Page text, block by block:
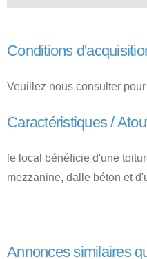
Conditions
Veuillez nous consulter
Caractéristiques /
le local bénéficie d'une
mezzanine, dalle béton et
Annonces similaires